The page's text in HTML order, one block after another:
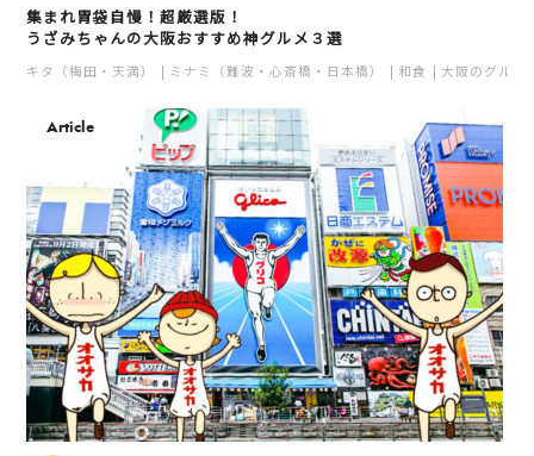
集まれ胃袋自慢！超厳選版！
うざみちゃんの大阪おすすめ神グルメ３選
キタ（梅田・天満） ミナミ（難波・心斎橋・日本橋） 和食 大阪のグルメ
Article